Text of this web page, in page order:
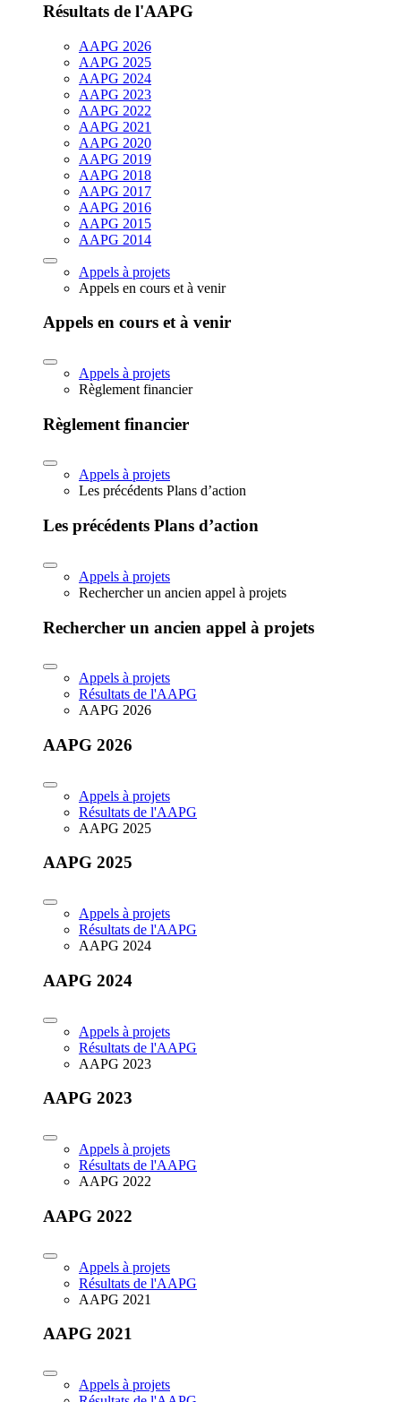
Résultats de l'AAPG
AAPG 2026
AAPG 2025
AAPG 2024
AAPG 2023
AAPG 2022
AAPG 2021
AAPG 2020
AAPG 2019
AAPG 2018
AAPG 2017
AAPG 2016
AAPG 2015
AAPG 2014
Appels à projets
Appels en cours et à venir
Appels en cours et à venir
Appels à projets
Règlement financier
Règlement financier
Appels à projets
Les précédents Plans d’action
Les précédents Plans d’action
Appels à projets
Rechercher un ancien appel à projets
Rechercher un ancien appel à projets
Appels à projets
Résultats de l'AAPG
AAPG 2026
AAPG 2026
Appels à projets
Résultats de l'AAPG
AAPG 2025
AAPG 2025
Appels à projets
Résultats de l'AAPG
AAPG 2024
AAPG 2024
Appels à projets
Résultats de l'AAPG
AAPG 2023
AAPG 2023
Appels à projets
Résultats de l'AAPG
AAPG 2022
AAPG 2022
Appels à projets
Résultats de l'AAPG
AAPG 2021
AAPG 2021
Appels à projets